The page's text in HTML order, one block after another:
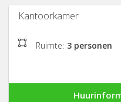
Kantoorkamer
Ruimte: 3 personen